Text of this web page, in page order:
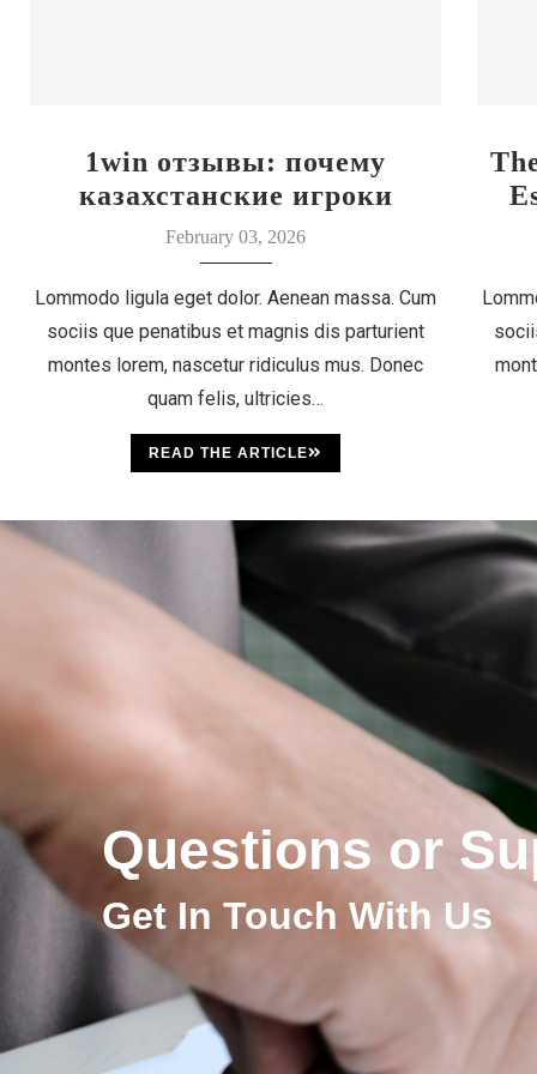
1win отзывы: почему
казахстанские игроки
выбирают этот бренд
February 03, 2026
Lommodo ligula eget dolor. Aenean massa. Cum
sociis que penatibus et magnis dis parturient
montes lorem, nascetur ridiculus mus. Donec
quam felis, ultricies…
READ THE ARTICLE
Questions or
Get In Touch With Us